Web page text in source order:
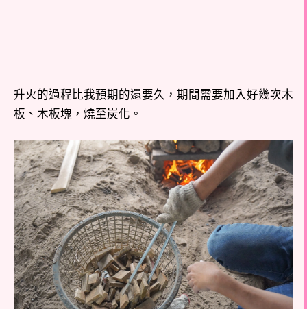
升火的過程比我預期的還要久，期間需要加入好幾次木
板、木板塊，燒至炭化。